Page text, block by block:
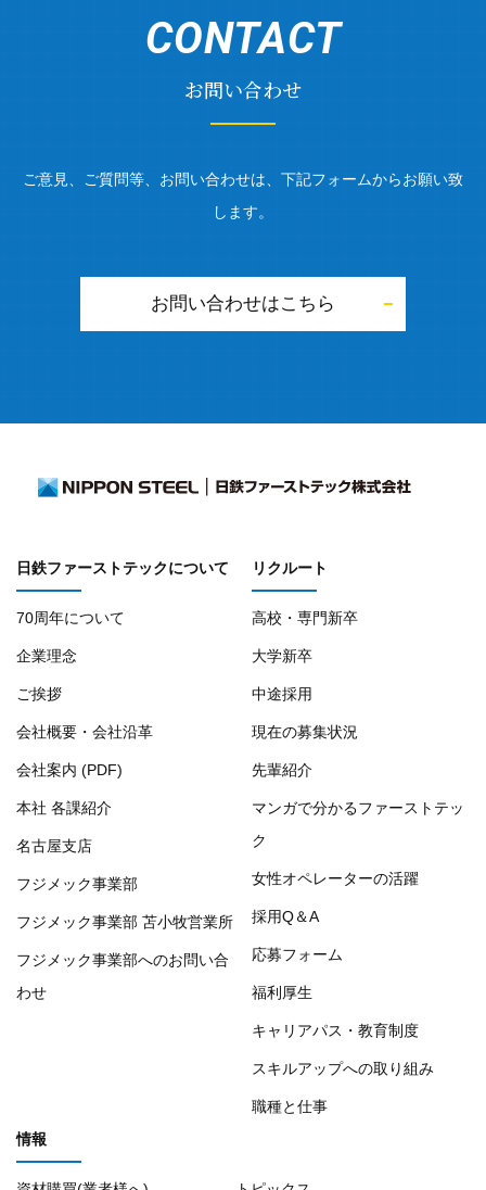
CONTACT
お問い合わせ
ご意見、ご質問等、お問い合わせは、下記フォームからお願い致
します。
お問い合わせはこちら
日鉄ファーストテックについて
70周年について
企業理念
ご挨拶
会社概要・会社沿革
会社案内 (PDF)
本社 各課紹介
名古屋支店
フジメック事業部
フジメック事業部 苫小牧営業所
フジメック事業部へのお問い合
わせ
リクルート
高校・専門新卒
大学新卒
中途採用
現在の募集状況
先輩紹介
マンガで分かるファーストテッ
ク
女性オペレーターの活躍
採用Q＆A
応募フォーム
福利厚生
キャリアパス・教育制度
スキルアップへの取り組み
職種と仕事
情報